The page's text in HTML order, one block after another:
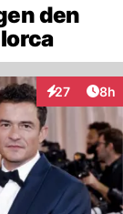
den
27
Interaktionen
8h